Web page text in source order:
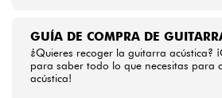
GUÍA DE COMPRA DE
¿Quieres recoger la guitarra acústica?
para saber todo lo que necesitas para
acústica!